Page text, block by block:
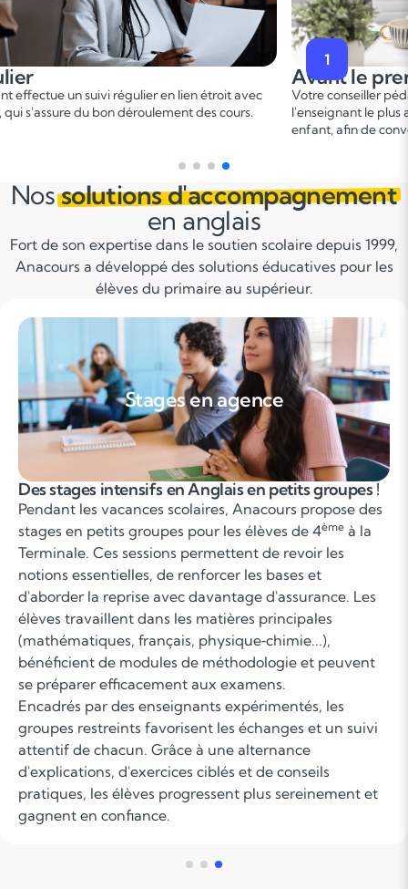
cours
pédagogique vous met en relation avec
adapté en fonction du profil de votre
2
Pendant le
Ce 1er cours permet
points forts et de
sur le programme.
Nossolutions d'accompagnement
en anglais
Fort de son expertise dans le soutien scolaire depuis 1999,
Anacours a développé des solutions éducatives pour les
élèves du primaire au supérieur.
Cours particuliers
Des cours particuliers d'anglais sur-mesure et
efficaces !
De nombreux élèves manquent d'organisation, de
méthode de travail ou de temps pour approfondir les
notions vues en classe. Anacours propose des cours
particuliers à domicile, avec des enseignants qualifiés
pour revoir ou approfondir ces points précis. Les élèves
se sentent alors soutenus et travaillent plus
sereinement.
Partout en France, à tout moment de l'année,
Anacours propose des cours particuliers pour tous les
niveaux et dans toutes les matières, qu'elles soient
générales comme le français, les mathématiques,
l'anglais ou plus spécifiques comme l'informatique, le
latin, le droit ou même la musique.